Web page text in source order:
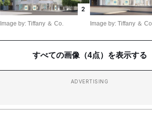
2
Image by: Tiffany ＆ Co. Image by: Tiffany ＆ Co.
すべての画像（4点）を表示する
ADVERTISING